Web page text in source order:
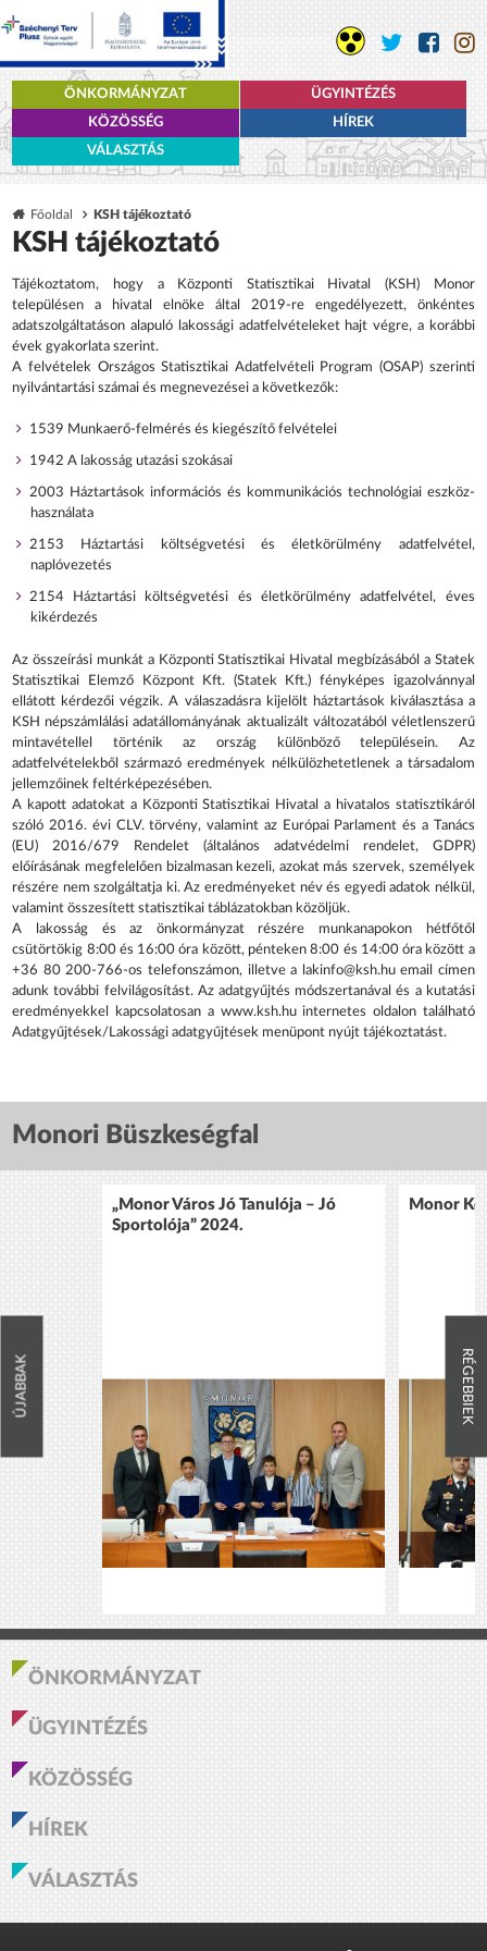
ÖNKORMÁNYZAT
ÜGYINTÉZÉS
KÖZÖSSÉG
HÍREK
VÁLASZTÁS
Főoldal KSH tájékoztató
KSH tájékoztató
Tájékoztatom, hogy a Központi Statisztikai Hivatal (KSH) Monor
településen a hivatal elnöke által 2019-re engedélyezett, önkéntes
adatszolgáltatáson alapuló lakossági adatfelvételeket hajt végre, a korábbi
évek gyakorlata szerint.
A felvételek Országos Statisztikai Adatfelvételi Program (OSAP) szerinti
nyilvántartási számai és megnevezései a következők:
1539 Munkaerő-felmérés és kiegészítő felvételei
1942 A lakosság utazási szokásai
2003 Háztartások információs és kommunikációs technológiai eszköz-
használata
2153 Háztartási költségvetési és életkörülmény adatfelvétel,
naplóvezetés
2154 Háztartási költségvetési és életkörülmény adatfelvétel, éves
kikérdezés
Az összeírási munkát a Központi Statisztikai Hivatal megbízásából a Statek
Statisztikai Elemző Központ Kft. (Statek Kft.) fényképes igazolvánnyal
ellátott kérdezői végzik. A válaszadásra kijelölt háztartások kiválasztása a
KSH népszámlálási adatállományának aktualizált változatából véletlenszerű
mintavétellel történik az ország különböző településein. Az
adatfelvételekből származó eredmények nélkülözhetetlenek a társadalom
jellemzőinek feltérképezésében.
A kapott adatokat a Központi Statisztikai Hivatal a hivatalos statisztikáról
szóló 2016. évi CLV. törvény, valamint az Európai Parlament és a Tanács
(EU) 2016/679 Rendelet (általános adatvédelmi rendelet, GDPR)
előírásának megfelelően bizalmasan kezeli, azokat más szervek, személyek
részére nem szolgáltatja ki. Az eredményeket név és egyedi adatok nélkül,
valamint összesített statisztikai táblázatokban közöljük.
A lakosság és az önkormányzat részére munkanapokon hétfőtől
csütörtökig 8:00 és 16:00 óra között, pénteken 8:00 és 14:00 óra között a
+36 80 200-766-os telefonszámon, illetve a lakinfo@ksh.hu email címen
adunk további felvilágosítást. Az adatgyűjtés módszertanával és a kutatási
eredményekkel kapcsolatosan a www.ksh.hu internetes oldalon található
Adatgyűjtések/Lakossági adatgyűjtések menüpont nyújt tájékoztatást.
Monori Büszkeségfal
ÚJABBAK
„Monor Város Jó Tanulója – Jó
Sportolója” 2024.
Monor
RÉGEBBIEK
ÖNKORMÁNYZAT
ÜGYINTÉZÉS
KÖZÖSSÉG
HÍREK
VÁLASZTÁS